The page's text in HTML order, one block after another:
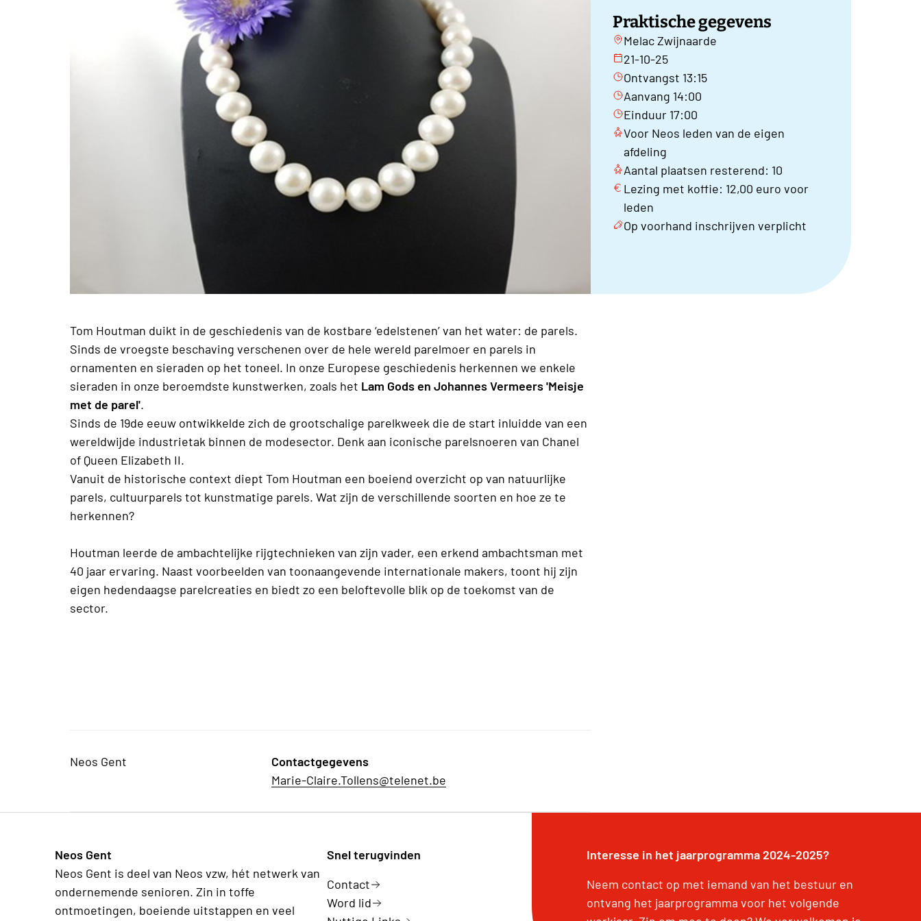
Praktische gegevens
Melac Zwijnaarde
21-10-25
Ontvangst 13:15
Aanvang 14:00
Einduur 17:00
Voor Neos leden van de eigen
afdeling
Aantal plaatsen resterend: 10
Lezing met koffie: 12,00 euro voor
leden
Op voorhand inschrijven verplicht
Tom Houtman duikt in de geschiedenis van de kostbare ‘edelstenen’ van het water: de parels.
Sinds de vroegste beschaving verschenen over de hele wereld parelmoer en parels in
ornamenten en sieraden op het toneel. In onze Europese geschiedenis herkennen we enkele
sieraden in onze beroemdste kunstwerken, zoals het Lam Gods en Johannes Vermeers 'Meisje
met de parel'.
Sinds de 19de eeuw ontwikkelde zich de grootschalige parelkweek die de start inluidde van een
wereldwijde industrietak binnen de modesector. Denk aan iconische parelsnoeren van Chanel
of Queen Elizabeth II.
Vanuit de historische context diept Tom Houtman een boeiend overzicht op van natuurlijke
parels, cultuurparels tot kunstmatige parels. Wat zijn de verschillende soorten en hoe ze te
herkennen?
Houtman leerde de ambachtelijke rijgtechnieken van zijn vader, een erkend ambachtsman met
40 jaar ervaring. Naast voorbeelden van toonaangevende internationale makers, toont hij zijn
eigen hedendaagse parelcreaties en biedt zo een beloftevolle blik op de toekomst van de
sector.
Neos Gent
Contactgegevens
Marie-Claire.Tollens@telenet.be
Neos Gent
Neos Gent is deel van Neos vzw, hét netwerk van
ondernemende senioren. Zin in toffe
ontmoetingen, boeiende uitstappen en veel
Snel terugvinden
Contact
Word lid
Interesse in het jaarprogramma 2024-2025?
Neem contact op met iemand van het bestuur en
ontvang het jaarprogramma voor het volgende